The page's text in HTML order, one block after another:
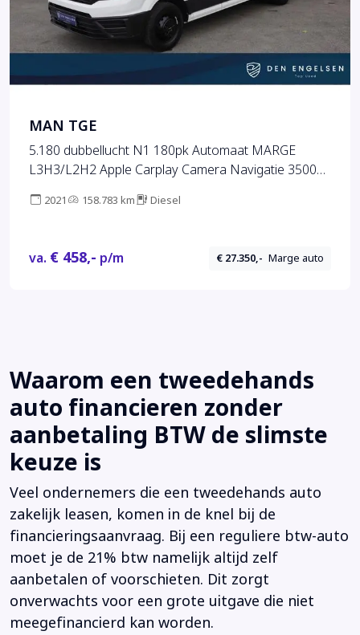
MAN TGE
5.180 dubbellucht N1 180pk Automaat MARGE
L3H3/L2H2 Apple Carplay Camera Navigatie 3500kg
2021 158.783 km Diesel
va. € 458,- p/m € 27.350,- Marge auto
Waarom een tweedehands
auto financieren zonder
aanbetaling BTW de slimste
keuze is
Veel ondernemers die een tweedehands auto
zakelijk leasen, komen in de knel bij de
financieringsaanvraag. Bij een reguliere btw-auto
moet je de 21% btw namelijk altijd zelf
aanbetalen of voorschieten. Dit zorgt
onverwachts voor een grote uitgave die niet
meegefinancierd kan worden.